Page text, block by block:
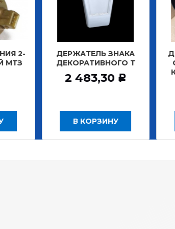
ЗНАКА
Т
КОРЗИНУ
ДИСК КОЛЕСА 7,0*20
С КОЛЬЦАМИ ПОД
КЛИНЬЯ ОРИГИНАЛ
В КОРЗИНУ